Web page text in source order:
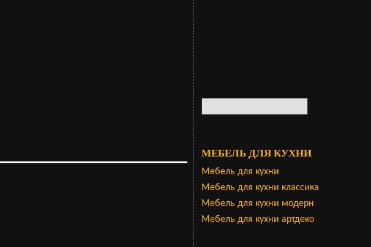
МЕБЕЛЬ ДЛЯ КУХНИ
Мебель для кухни
Мебель для кухни классика
Мебель для кухни модерн
Мебель для кухни артдеко